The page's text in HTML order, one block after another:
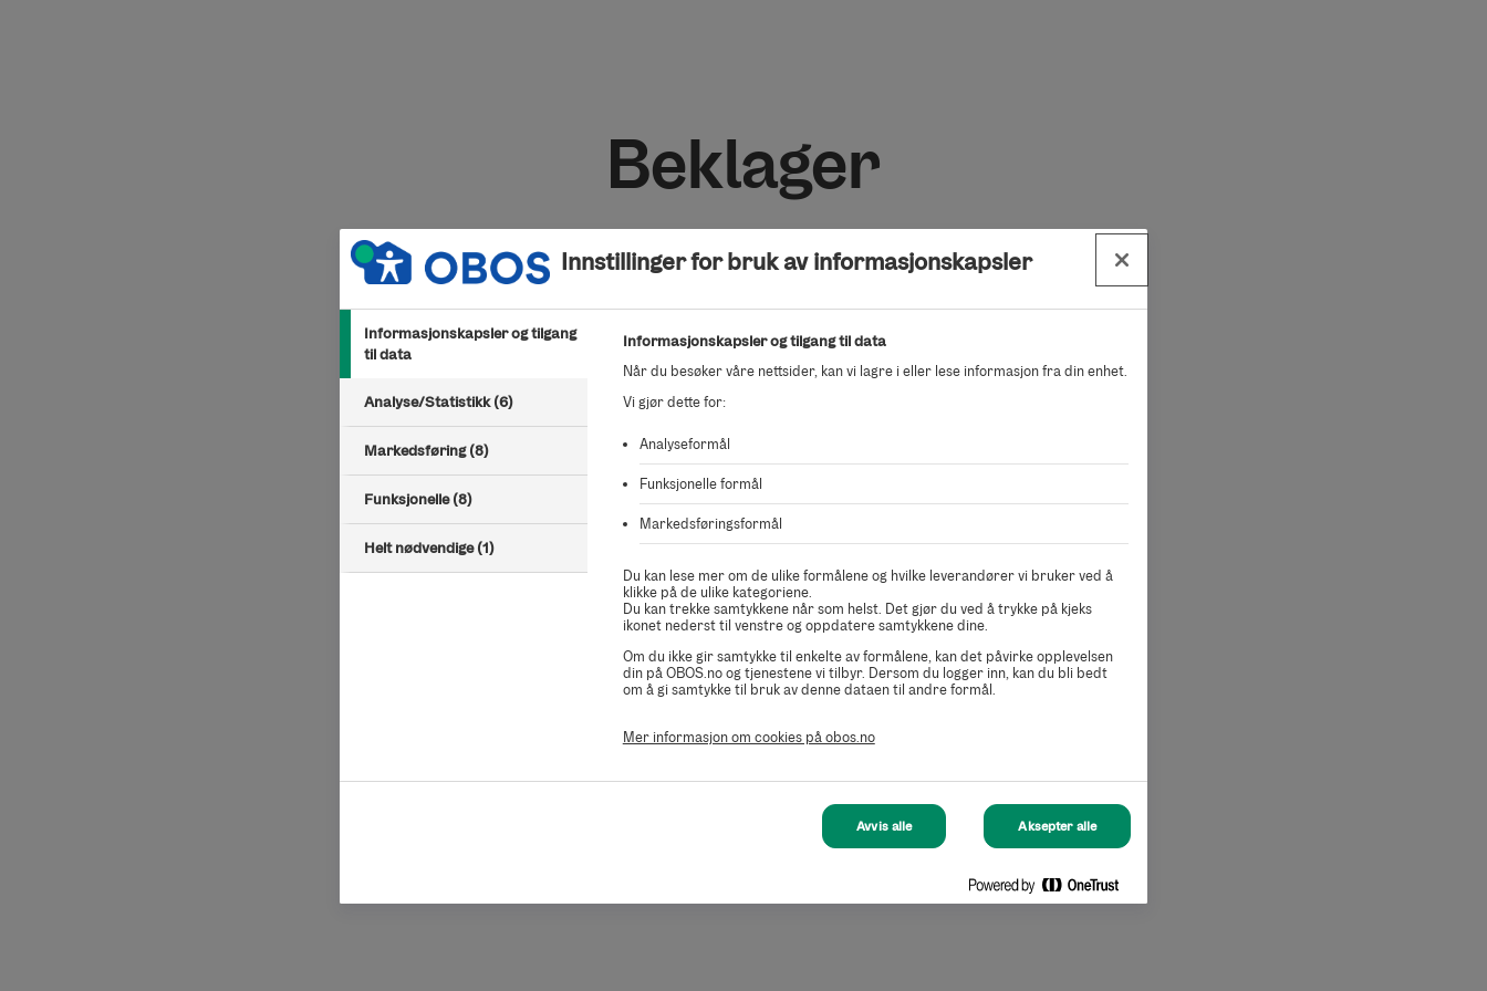
Beklager
Kunne ikke finne salgsoppdraget du ser etter.
Innstillinger for bruk av informasjonskapsler
Informasjonskapsler og tilgang
til data
Analyse/Statistikk (6)
Markedsføring (8)
Funksjonelle (8)
Helt nødvendige (1)
Informasjonskapsler og tilgang til data
Når du besøker våre nettsider, kan vi lagre i eller lese informasjon fra din enhet.
Vi gjør dette for:
Analyseformål
Funksjonelle formål
Markedsføringsformål
Du kan lese mer om de ulike formålene og hvilke leverandører vi bruker ved å
klikke på de ulike kategoriene.
Du kan trekke samtykkene når som helst. Det gjør du ved å trykke på kjeks
ikonet nederst til venstre og oppdatere samtykkene dine.
Om du ikke gir samtykke til enkelte av formålene, kan det påvirke opplevelsen
din på OBOS.no og tjenestene vi tilbyr. Dersom du logger inn, kan du bli bedt
om å gi samtykke til bruk av denne dataen til andre formål.
Mer informasjon om cookies på obos.no
Avvis alle Aksepter alle